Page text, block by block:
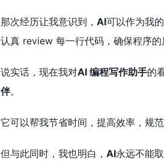
那次经历让我意识到， AI可以作为我
认真 review 每一行代码，确保程序的
说实话，现在我对AI 编程写作助手的
伴。
它可以帮我节省时间，提高效率，规
但与此同时，我也明白， AI永远不能